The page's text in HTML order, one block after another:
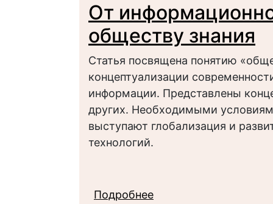
От
обществу знания
Статья посвящена понятию
концептуализации
информации. Представлены
других. Необходимыми
выступают глобализация и
технологий.
Подробнее